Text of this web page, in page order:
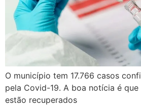
O município tem 17.766 casos
pela Covid-19. A boa notícia é
estão recuperados